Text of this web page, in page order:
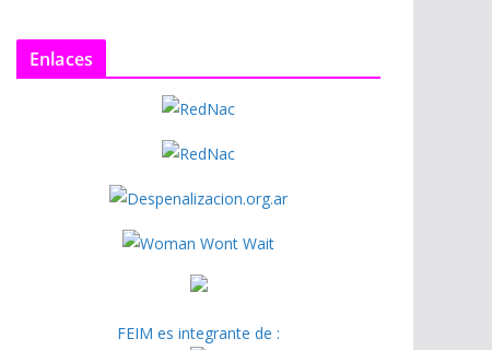
Enlaces
FEIM es integrante de :